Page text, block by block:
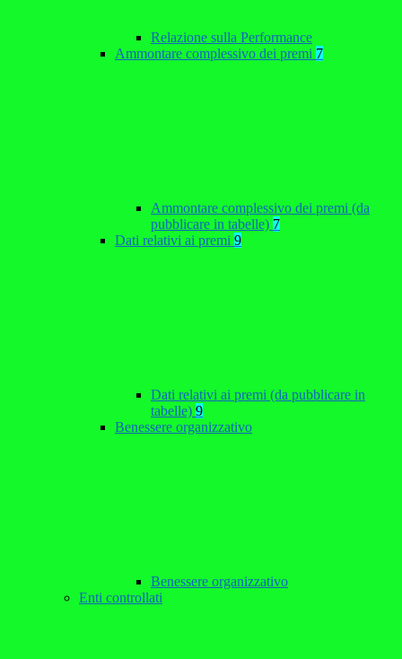
Relazione sulla Performance
Ammontare complessivo dei premi 7
Ammontare complessivo dei premi (da
pubblicare in tabelle) 7
Dati relativi ai premi 9
Dati relativi ai premi (da pubblicare in
tabelle) 9
Benessere organizzativo
Benessere organizzativo
Enti controllati